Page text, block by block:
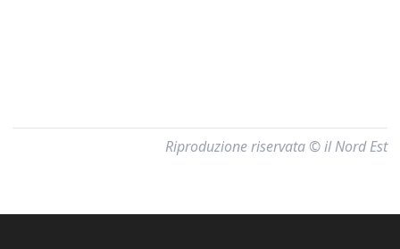
Riproduzione riservata © il Nord Est